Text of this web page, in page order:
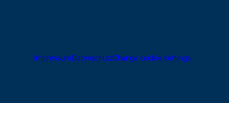
ImpressumDatenschutzChange cookie settings